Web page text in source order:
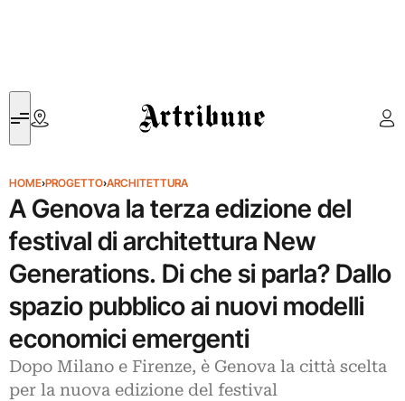
Artribune
HOME›PROGETTO›ARCHITETTURA
A Genova la terza edizione del
festival di architettura New
Generations. Di che si parla? Dallo
spazio pubblico ai nuovi modelli
economici emergenti
Dopo Milano e Firenze, è Genova la città scelta
per la nuova edizione del festival